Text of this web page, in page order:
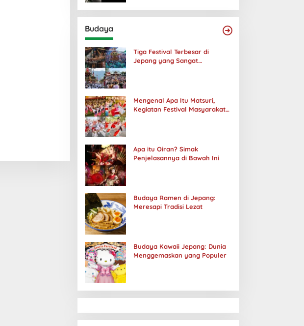
Budaya
Tiga Festival Terbesar di
Jepang yang Sangat
Mengenal Apa Itu Matsuri,
Kegiatan Festival Masyarakat
Apa itu Oiran? Simak
Penjelasannya di Bawah Ini
Budaya Ramen di Jepang:
Meresapi Tradisi Lezat
Budaya Kawaii Jepang: Dunia
Menggemaskan yang Populer